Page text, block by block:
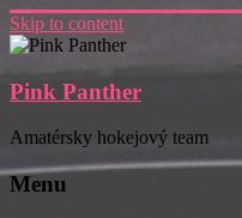
Skip to content
Pink Panther
Amatérsky hokejový team
Menu